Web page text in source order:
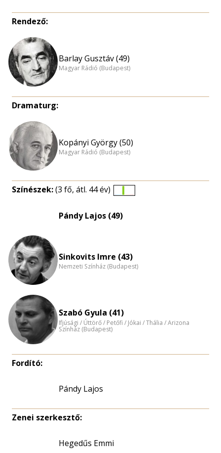
Rendező:
Barlay Gusztáv (49)
Magyar Rádió (Budapest)
Dramaturg:
Kopányi György (50)
Magyar Rádió (Budapest)
Színészek:(3 fő, átl. 44 év)
Pándy Lajos (49)
Sinkovits Imre (43)
Nemzeti Színház (Budapest)
Szabó Gyula (41)
Ifjúsági / Úttörő / Petőfi / Jókai / Thália / Arizona
Színház (Budapest)
Fordító:
Pándy Lajos
Zenei szerkesztő:
Hegedűs Emmi